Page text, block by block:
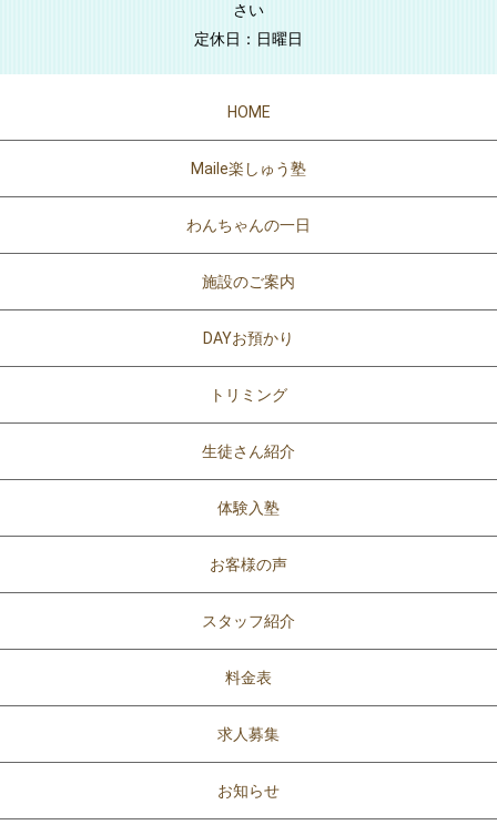
さい
定休日：日曜日
HOME
Maile楽しゅう塾
わんちゃんの一日
施設のご案内
DAYお預かり
トリミング
生徒さん紹介
体験入塾
お客様の声
スタッフ紹介
料金表
求人募集
お知らせ